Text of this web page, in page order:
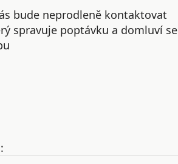
bude neprodleně kontaktovat
spravuje poptávku a domluví se